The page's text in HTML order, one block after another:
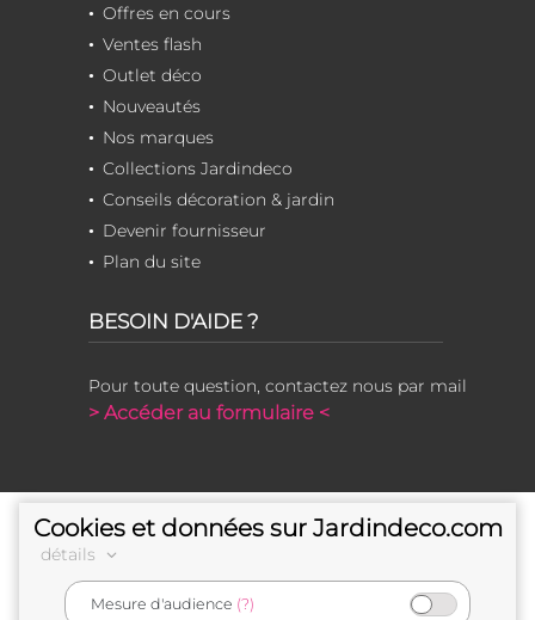
Offres en cours
Ventes flash
Outlet déco
Nouveautés
Nos marques
Collections Jardindeco
Conseils décoration & jardin
Devenir fournisseur
Plan du site
BESOIN D'AIDE ?
Pour toute question, contactez nous par mail
> Accéder au formulaire <
Cookies et données sur Jardindeco.com
détails
Mesure d'audience (?)